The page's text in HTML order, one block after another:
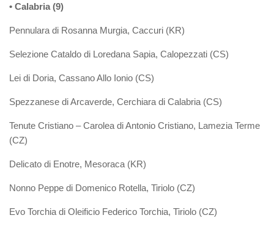
• Calabria (9)
Pennulara di Rosanna Murgia, Caccuri (KR)
Selezione Cataldo di Loredana Sapia, Calopezzati (CS)
Lei di Doria, Cassano Allo Ionio (CS)
Spezzanese di Arcaverde, Cerchiara di Calabria (CS)
Tenute Cristiano – Carolea di Antonio Cristiano, Lamezia Terme
(CZ)
Delicato di Enotre, Mesoraca (KR)
Nonno Peppe di Domenico Rotella, Tiriolo (CZ)
Evo Torchia di Oleificio Federico Torchia, Tiriolo (CZ)